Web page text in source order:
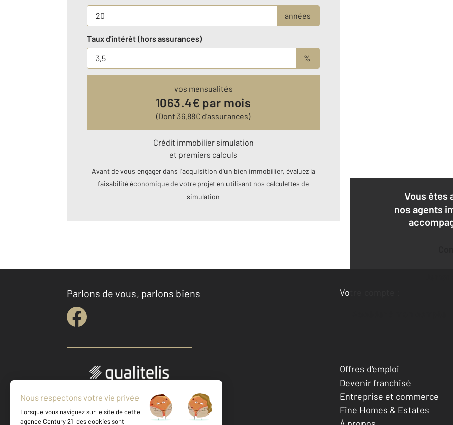
années
Taux d'intérêt (hors assurances)
%
vos mensualités
1063.4€ par mois
(Dont 36.88€ d’assurances)
Crédit immobilier simulation
et premiers calculs
Avant de vous engager dans l’acquisition d’un bien immobilier, évaluez la
faisabilité économique de votre projet en utilisant nos calculettes de
simulation
Vous êtes
nos agents
Parlons de vous, parlons biens
Votre compte :
Accéder à mon compte
Votre agence est notée
Offres d'emploi
Devenir franchisé
Entreprise et commerce
Fine Homes & Estates